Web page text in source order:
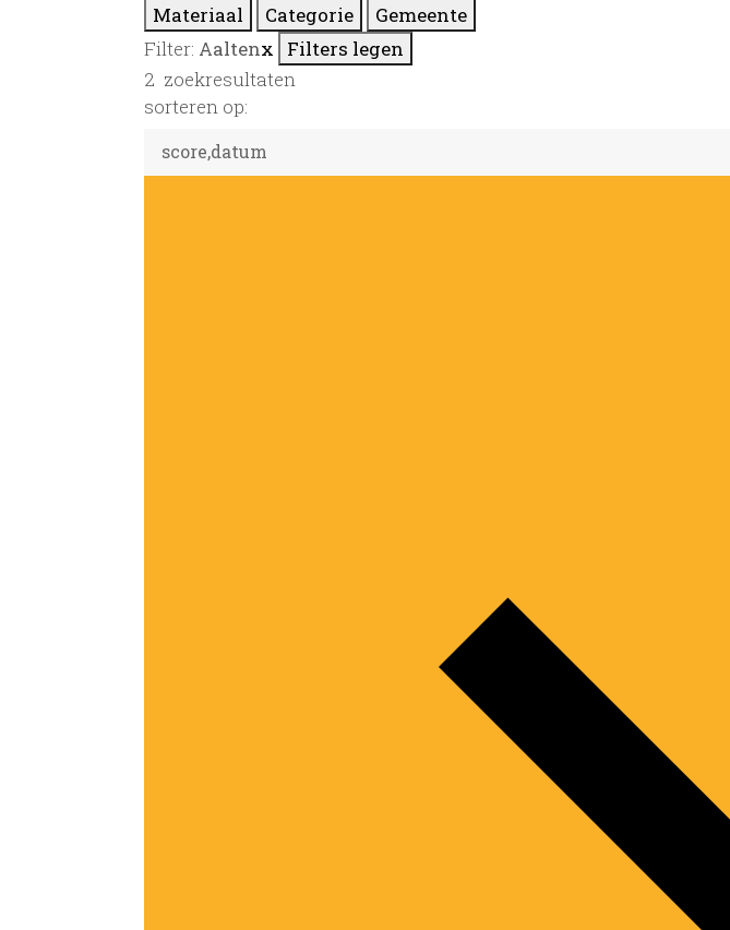
Materiaal
Categorie
Gemeente
Filter: Aaltenx
Filters legen
2 zoekresultaten
sorteren op: